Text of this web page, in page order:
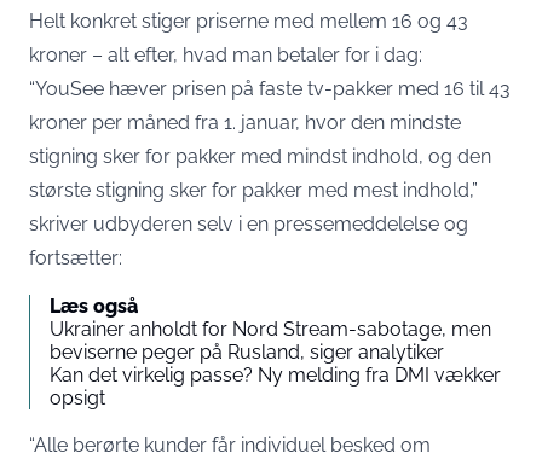
Helt konkret stiger priserne med mellem 16 og 43
kroner – alt efter, hvad man betaler for i dag:
“YouSee hæver prisen på faste tv-pakker med 16 til 43
kroner per måned fra 1. januar, hvor den mindste
stigning sker for pakker med mindst indhold, og den
største stigning sker for pakker med mest indhold,”
skriver udbyderen selv i en pressemeddelelse og
fortsætter:
Læs også
Ukrainer anholdt for Nord Stream-sabotage, men
beviserne peger på Rusland, siger analytiker
Kan det virkelig passe? Ny melding fra DMI vækker
opsigt
“Alle berørte kunder får individuel besked om